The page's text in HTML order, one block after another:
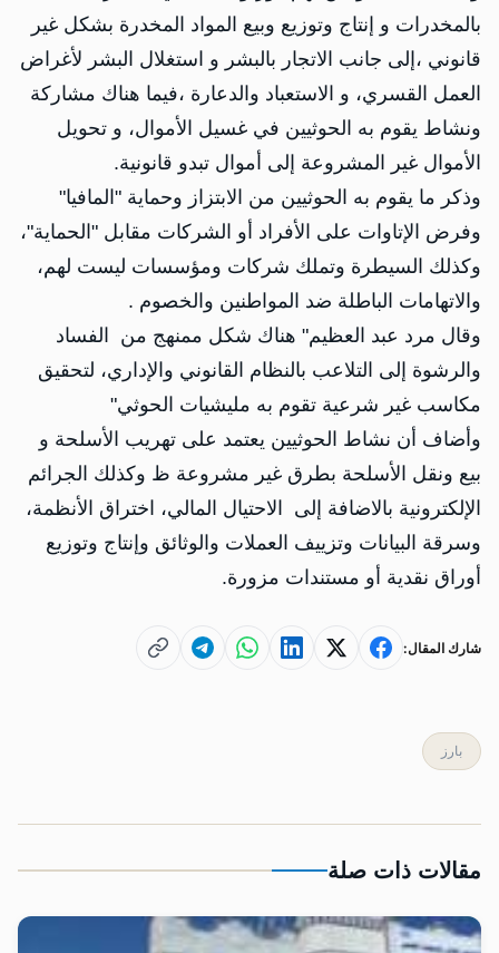
بالمخدرات و إنتاج وتوزيع وبيع المواد المخدرة بشكل غير
قانوني ،إلى جانب الاتجار بالبشر و استغلال البشر لأغراض
العمل القسري، و الاستعباد والدعارة ،فيما هناك مشاركة
ونشاط يقوم به الحوثيين في غسيل الأموال، و تحويل
الأموال غير المشروعة إلى أموال تبدو قانونية.
وذكر ما يقوم به الحوثيين من الابتزاز وحماية "المافيا"
وفرض الإتاوات على الأفراد أو الشركات مقابل "الحماية"،
وكذلك السيطرة وتملك شركات ومؤسسات ليست لهم،
والاتهامات الباطلة ضد المواطنين والخصوم .
وقال مرد عبد العظيم" هناك شكل ممنهج من الفساد
والرشوة إلى التلاعب بالنظام القانوني والإداري، لتحقيق
مكاسب غير شرعية تقوم به مليشيات الحوثي"
وأضاف أن نشاط الحوثيين يعتمد على تهريب الأسلحة و
بيع ونقل الأسلحة بطرق غير مشروعة ظ وكذلك الجرائم
الإلكترونية بالاضافة إلى الاحتيال المالي، اختراق الأنظمة،
وسرقة البيانات وتزييف العملات والوثائق وإنتاج وتوزيع
أوراق نقدية أو مستندات مزورة.
شارك المقال:
بارز
مقالات ذات صلة